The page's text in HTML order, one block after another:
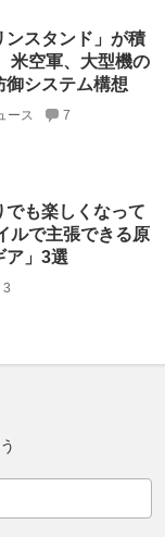
ンスタンド」が積
米空軍、大型機の
御システム構想
ース 7
でも楽しくなって
ルで主張できる原
ア」3選
3